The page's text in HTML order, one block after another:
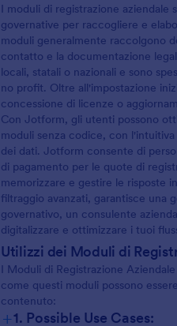
I moduli di registrazione aziendale
governative per raccogliere e
moduli generalmente raccolgono
contatto e la documentazione
locali, statali o nazionali e sono
no profit. Oltre all'impostazione
concessione di licenze o
Con Jotform, gli utenti possono
moduli senza codice, con
dei dati. Jotform consente di
di pagamento per le quote di
memorizzare e gestire le risposte
filtraggio avanzati, garantisce una
governativo, un consulente
digitalizzare e ottimizzare i tuoi
Utilizzi dei Moduli di
I Moduli di Registrazione
come questi moduli possono
contenuto:
+1. Possible Use Cases: